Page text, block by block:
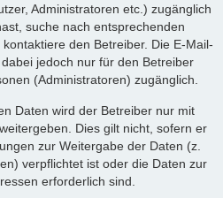
Administratoren etc.) zugänglich
suche nach entsprechenden
den Betreiber. Die E-Mail-
jedoch nur für den Betreiber
(Administratoren) zugänglich.
Daten wird der Betreiber nur mit
Dies gilt nicht, sofern er
zur Weitergabe der Daten (z.
verpflichtet ist oder die Daten zur
erforderlich sind.